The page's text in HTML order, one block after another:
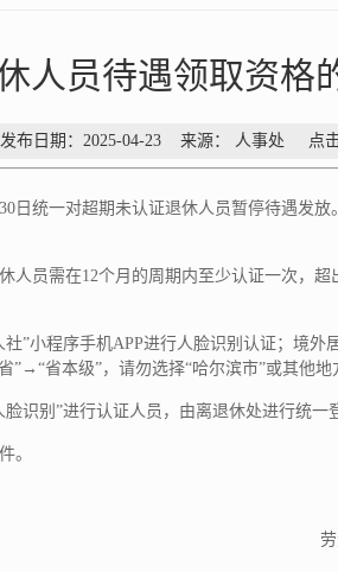
人员待遇领取资格
发布日期：2025-04-23 来源： 人事处 点击
日统一对超期未认证退休人员暂停待遇发
人员需在12个月的周期内至少认证一次，
”小程序手机APP进行人脸识别认证；境外
省本级”，请勿选择“哈尔滨市”或其他地
识别”进行认证人员，由离退休处进行统一
。
险